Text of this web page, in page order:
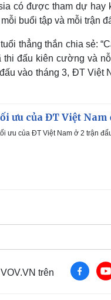
có được tham dự hay
buổi tập và mỗi trận
thẳng thắn chia sẻ:
đấu kiên cường và
vào tháng 3, ĐT Việt
ưu của ĐT Việt
ưu của ĐT Việt Nam ở 2 trận
trên